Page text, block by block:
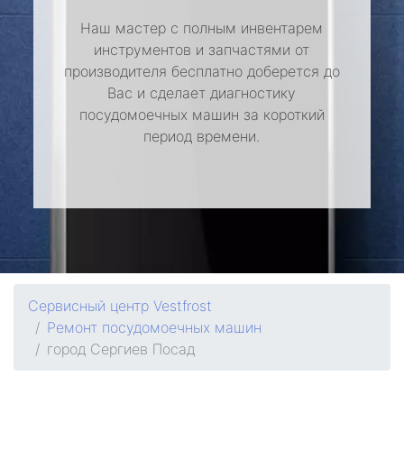
Наш мастер с полным инвентарем
инструментов и запчастями от
производителя бесплатно доберется до
Вас и сделает диагностику
посудомоечных машин за короткий
период времени.
Сервисный центр Vestfrost
Ремонт посудомоечных машин
город Сергиев Посад